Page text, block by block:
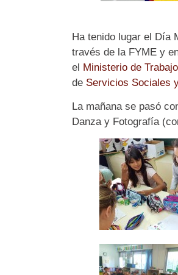
Ha tenido lugar el Día
través de la FYME y
el Ministerio de
de Servicios Sociales
La mañana se pasó
Danza y Fotografía